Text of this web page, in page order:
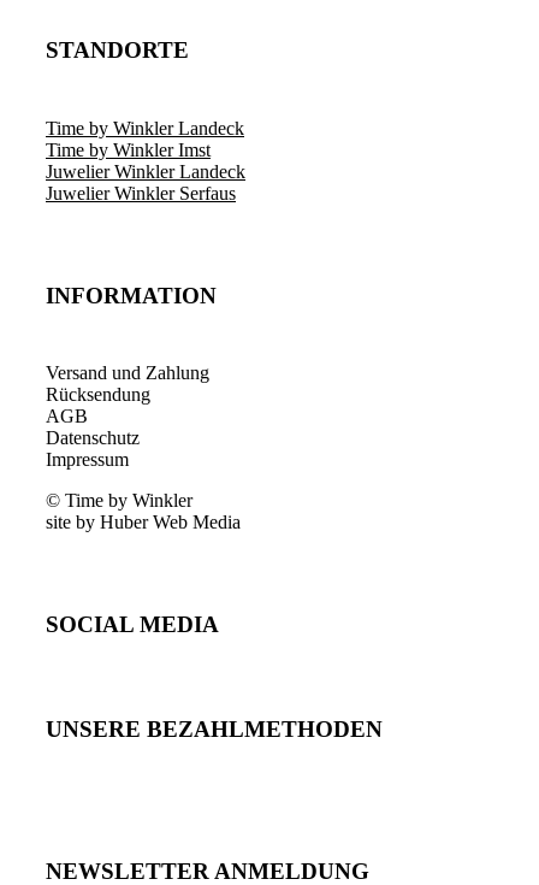
STANDORTE
Time by Winkler Landeck
Time by Winkler Imst
Juwelier Winkler Landeck
Juwelier Winkler Serfaus
INFORMATION
Versand und Zahlung
Rücksendung
AGB
Datenschutz
Impressum
© Time by Winkler
site by Huber Web Media
SOCIAL MEDIA
UNSERE BEZAHLMETHODEN
NEWSLETTER ANMELDUNG